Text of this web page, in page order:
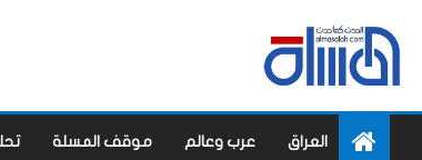
العراق عرب وعالم موقف المسلة